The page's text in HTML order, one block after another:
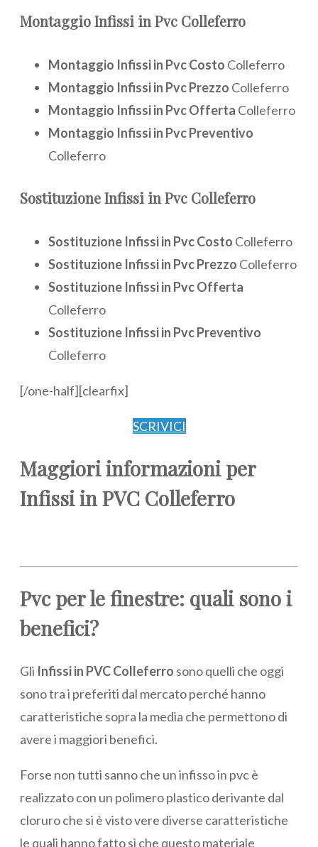
MontaggioInfissi in Pvc Colleferro
Montaggio Infissi in Pvc Costo Colleferro
Montaggio Infissi in Pvc Prezzo Colleferro
Montaggio Infissi in Pvc Offerta Colleferro
Montaggio Infissi in Pvc Preventivo
Colleferro
SostituzioneInfissi in Pvc Colleferro
Sostituzione Infissi in Pvc Costo Colleferro
Sostituzione Infissi in Pvc Prezzo Colleferro
Sostituzione Infissi in Pvc Offerta
Colleferro
Sostituzione Infissi in Pvc Preventivo
Colleferro
[/one-half][clearfix]
SCRIVICI
Maggiori informazioni per
Infissi in PVC Colleferro
Pvc per le finestre: quali sono i
benefici?
Gli Infissi in PVC Colleferro sono quelli che oggi
sono tra i preferiti dal mercato perché hanno
caratteristiche sopra la media che permettono di
avere i maggiori benefici.
Forse non tutti sanno che un infisso in pvc è
realizzato con un polimero plastico derivante dal
cloruro che si è visto vere diverse caratteristiche
le quali hanno fatto sì che questo materiale